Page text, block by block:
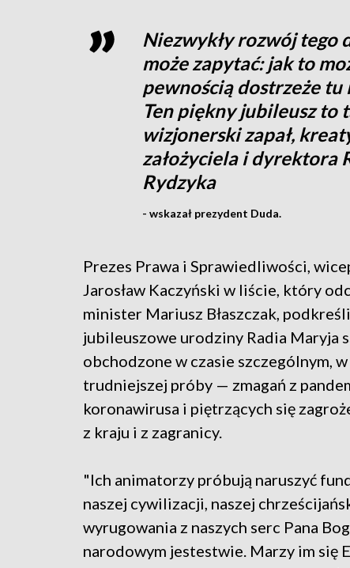
Niezwykły rozwój tego
może zapytać: jak to
pewnością dostrzeże
Ten piękny jubileusz to
wizjonerski zapał,
założyciela i dyrektora
Rydzyka
- wskazał prezydent Duda.
Prezes Prawa i Sprawiedliwości,
Jarosław Kaczyński w liście, który
minister Mariusz Błaszczak,
jubileuszowe urodziny Radia Maryja
obchodzone w czasie szczególnym,
trudniejszej próby — zmagań z
koronawirusa i piętrzących się
z kraju i z zagranicy.
"Ich animatorzy próbują naruszyć
naszej cywilizacji, naszej
wyrugowania z naszych serc Pana
narodowym jestestwie. Marzy im się